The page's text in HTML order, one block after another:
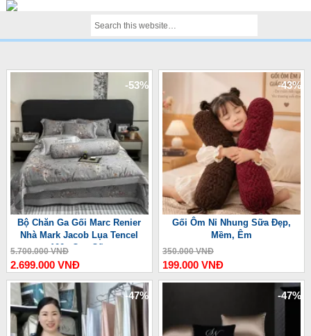
-53%
Bộ Chăn Ga Gối Marc Renier
Nhà Mark Jacob Lụa Tencel
100s Cao Cấp
5.700.000 VNĐ
2.699.000 VNĐ
-43%
Gối Ôm Nỉ Nhung Sữa Đẹp,
Mềm, Êm
350.000 VNĐ
199.000 VNĐ
-47% -47%